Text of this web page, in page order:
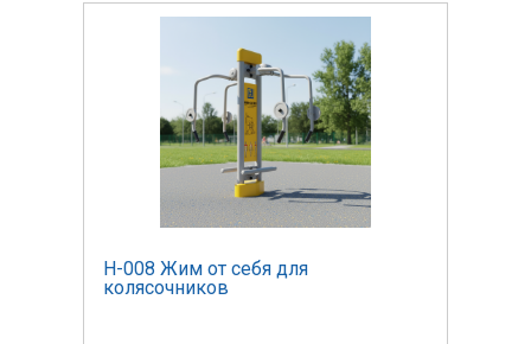
Н-008 Жим от себя для
колясочников